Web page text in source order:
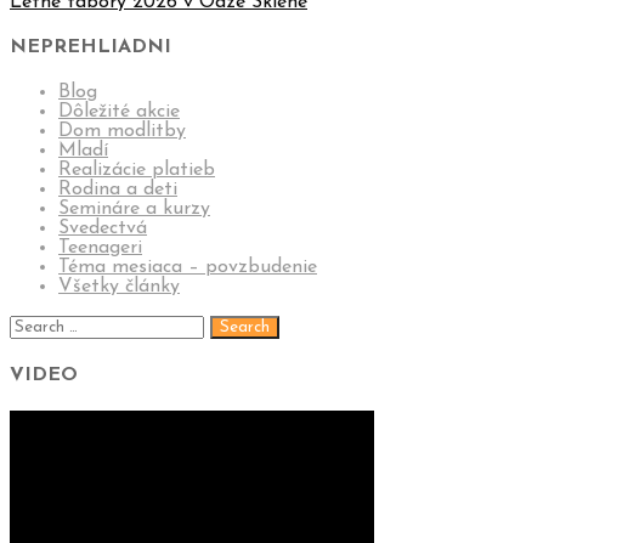
NEPREHLIADNI
Blog
Dôležité akcie
Dom modlitby
Mladí
Realizácie platieb
Rodina a deti
Semináre a kurzy
Svedectvá
Teenageri
Téma mesiaca – povzbudenie
Všetky články
VIDEO